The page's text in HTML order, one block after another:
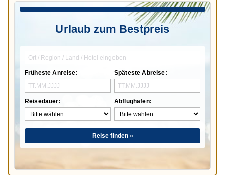
Urlaub zum Bestpreis
Früheste Anreise:
Reisedauer:
Späteste Abreise:
Abflughafen:
Reise finden »